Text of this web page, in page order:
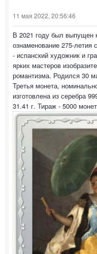
11 мая 2022, 20:56:46
В 2021 году был выпущен
ознаменование 275-летия
- испанский художник и
ярких мастеров
романтизма. Родился 30
Третья монета,
изготовлена из серебра
31.41 г. Тираж - 5000